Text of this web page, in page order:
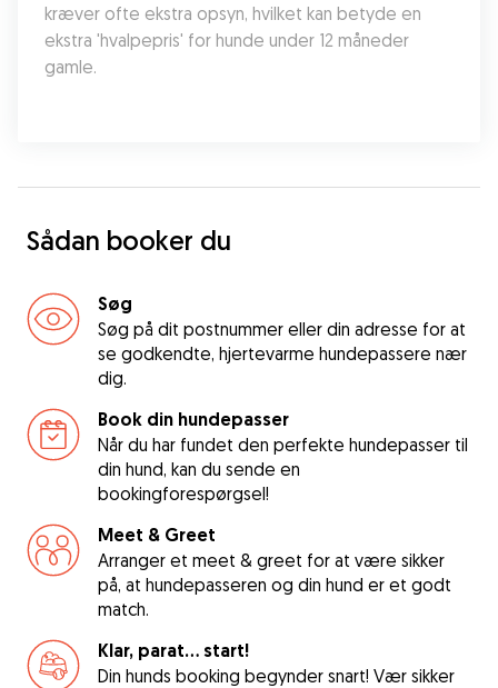
kræver ofte ekstra opsyn, hvilket kan betyde en
ekstra 'hvalpepris' for hunde under 12 måneder
gamle.
Sådan booker du
Søg
Søg på dit postnummer eller din adresse for at
se godkendte, hjertevarme hundepassere nær
dig.
Book din hundepasser
Når du har fundet den perfekte hundepasser til
din hund, kan du sende en
bookingforespørgsel!
Meet & Greet
Arranger et meet & greet for at være sikker
på, at hundepasseren og din hund er et godt
match.
Klar, parat... start!
Din hunds booking begynder snart! Vær sikker